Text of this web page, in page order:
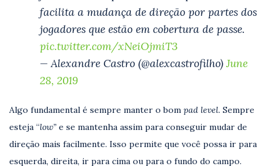
facilita a mudança de direção por partes dos
jogadores que estão em cobertura de passe.
pic.twitter.com/xNeiOjmiT3
— Alexandre Castro (@alexcastrofilho)June
28, 2019
Algo fundamental é sempre manter o bom pad level. Sempre
esteja “low” e se mantenha assim para conseguir mudar de
direção mais facilmente. Isso permite que você possa ir para
esquerda, direita, ir para cima ou para o fundo do campo.